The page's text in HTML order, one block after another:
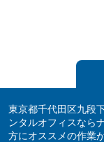
東京都千代田区九段
ンタルオフィスなら
方にオススメの作業